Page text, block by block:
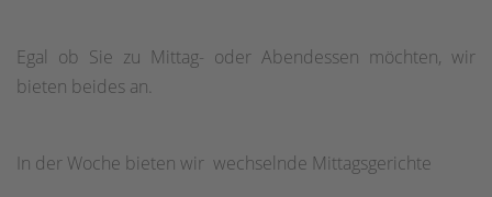
Egal ob Sie zu Mittag- oder Abendessen möchten, wir
bieten beides an.
In der Woche bieten wir wechselnde Mittagsgerichte